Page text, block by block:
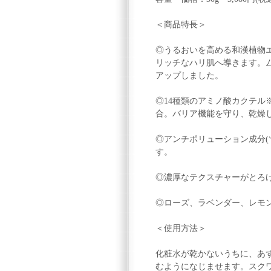
＜商品特長＞
◎うるおいを高める和漢植物
リッチなハリ肌へ導きます。
アップしました。
◎14種類のアミノ酸カクテル
合。バリア機能を守り、乾燥
◎アンチポリューション成分(
す。
◎濃厚なテクスチャーがとろ
◎ローズ、ラベンダー、レモ
＜使用方法＞
化粧水が乾かないうちに、あ
むようになじませます。スク